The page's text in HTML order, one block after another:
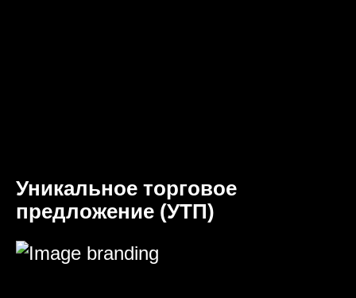
Уникальное торговое
предложение (УТП)